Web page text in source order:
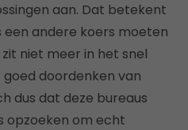
aan. Dat betekent
andere koers moeten
niet meer in het snel
doordenken van
dus dat deze bureaus
opzoeken om echt